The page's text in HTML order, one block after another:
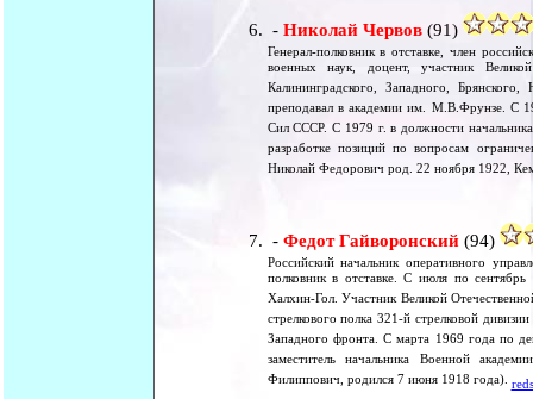
- Николай Червов (91)
Генерал-полковник в отставке, член
военных наук, доцент, участник
Калининградского, Западного,
преподавал в академии им. М.В.Фрунзе. С
Сил СССР. С 1979 г. в должности
разработке позиций по вопросам
Николай Федорович род. 22 ноября 1922,
- Федот Гайворонский (94)
Российский начальник оперативного
полковник в отставке. С июля по
Халхин-Гол. Участник Великой
стрелкового полка 321-й стрелковой
Западного фронта. С марта 1969 года по
заместитель начальника Военной
Филиппович, родился 7 июня 1918 года).